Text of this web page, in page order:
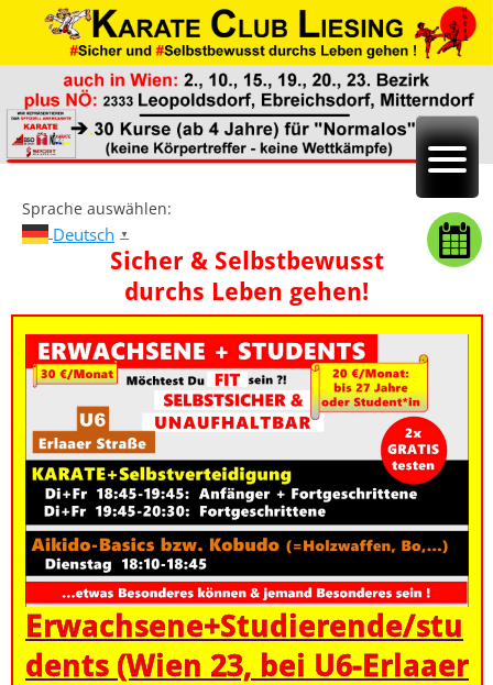
Sprache auswählen:
Deutsch ▼
Sicher & Selbstbewusst
durchs Leben gehen!
Erwachsene+Studierende/stu
dents (Wien 23, bei U6-Erlaaer